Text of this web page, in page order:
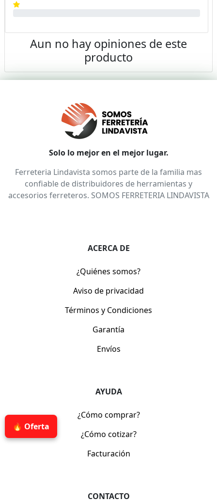
🔥 Oferta
Aun no hay opiniones de este
producto
Solo lo mejor en el mejor lugar.
Ferreteria Lindavista somos parte de la familia mas
confiable de distribuidores de herramientas y
accesorios ferreteros. SOMOS FERRETERIA LINDAVISTA
ACERCA DE
¿Quiénes somos?
Aviso de privacidad
Términos y Condiciones
Garantía
Envíos
AYUDA
¿Cómo comprar?
¿Cómo cotizar?
Facturación
CONTACTO